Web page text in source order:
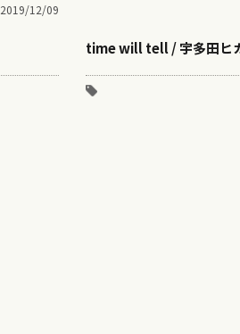
2019/12/09
time will tell / 宇多田ヒ